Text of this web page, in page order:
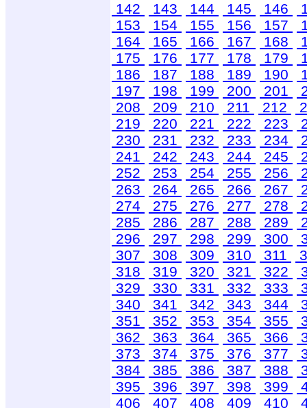
142
143 144 145 146
153
154 155 156 157
164
165 166 167 168
175
176 177 178 179
186
187 188 189 190
197
198 199 200 201
208
209 210 211 212
219
220 221 222 223
230
231 232 233 234
241
242 243 244 245
252
253 254 255 256
263
264 265 266 267
274
275 276 277 278
285
286 287 288 289
296
297 298 299 300
307
308 309 310 311
318
319 320 321 322
329
330 331 332 333
340
341 342 343 344
351
352 353 354 355
362
363 364 365 366
373
374 375 376 377
384
385 386 387 388
395
396 397 398 399
406
407 408 409 410